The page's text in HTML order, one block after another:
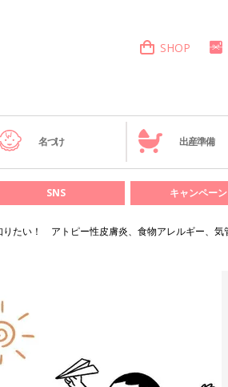
SHOP
名づけ 出産準備
SNS キャンペーン
りたい！ アトピー性皮膚炎、食物アレルギー、気